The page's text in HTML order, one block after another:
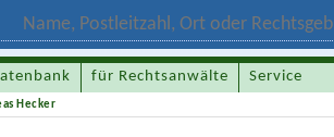
für Rechtsanwälte Service
Hecker